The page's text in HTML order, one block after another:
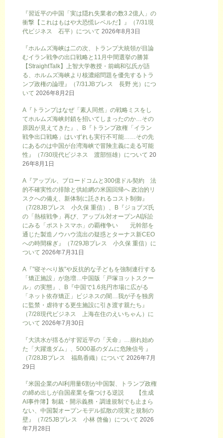
『習近平の中国「実は隠れ失業者の数3.2億人」の
衝撃【これはもはや大恐慌レベルだ】』（7/31現
代ビジネス 石平）について 2026年8月3日
『ホルムズ海峡は二の次、トランプ大統領が目論
むイラン戦争の出口戦略と11月中間選挙の勝算
【StraightTalk】上智大学教授・前嶋和弘氏が語
る、ホルムズ海峡より核濃縮問題を優先するトラ
ンプ政権の論理』（7/31JBプレス 長野 光）につ
いて 2026年8月2日
A『トランプはなぜ「素人同然」の戦略ミスをし
てホルムズ海峡封鎖を招いてしまったのか…その
原因が見えてきた』、B『トランプ政権「イラン
戦争出口戦略」はいずれも実行不可能……その先
にあるのは中国が台湾海峡で冒険主義に走る可能
性』（7/30現代ビジネス 渡部恒雄）について 20
26年8月1日
A『アップル、ブロードコムと300億ドル契約 法
的不確実性の排除と供給網の米国回帰へ 政治的リ
スクへの備え、新体制に託されるコスト制御』
（7/28JBプレス 小久保 重信）、B『ジョブズ氏
の「熱核戦争」再び、アップル対オープンAI訴訟
にみる「ポストスマホ」の覇権争い 元幹部を
通じた製造ノウハウ流出の疑惑とターナス新CEO
への時間稼ぎ』（7/29JBプレス 小久保 重信）に
ついて 2026年7月31日
A『”寝そべり族”や反抗的な子どもを強制連行する
「矯正施設」が急増…中国版「戸塚ヨットスクー
ル」の実態』、B『中国で1.6兆円市場に広がる
「ネット依存矯正」ビジネスの闇…我が子を独房
に監禁・虐待する更生施設に引き渡す親たち』
（7/28現代ビジネス 上海在住のえいちゃん）に
ついて 2026年7月30日
『大洪水が揺るがす習近平の「天命」…崩れ始め
た「大躍進ダム」、5000基のダムに危険信号 』
（7/28JBプレス 福島香織）について 2026年7月
29日
『米国企業のAI利用量6割が中国製、トランプ政権
の締め出しが自国産業を傷つける逆説 【生成
AI事件簿】制裁・開示義務・調達規制でも止まら
ない、中国製オープンモデル拡散の現実と規制の
壁』（7/25JBプレス 小林 啓倫）について 2026
年7月28日